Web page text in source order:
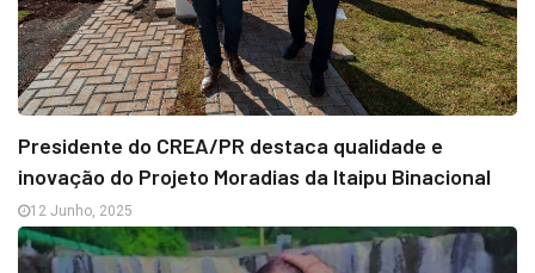
Presidente do CREA/PR destaca qualidade e
inovação do Projeto Moradias da Itaipu Binacional
12 Junho, 2025